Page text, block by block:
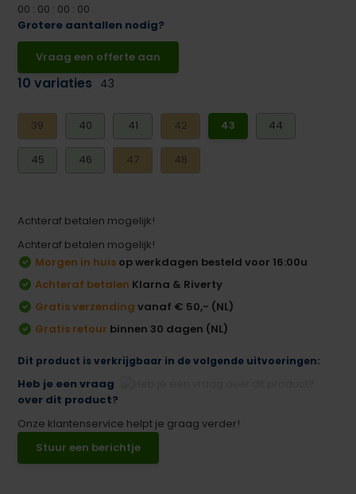
00 : 00 : 00 : 00
Grotere aantallen nodig?
Vraag een offerte aan
10 variaties 43
39 40 41 42 43 44
45 46 47 48
Achteraf betalen mogelijk!
Achteraf betalen mogelijk!
Morgen in huis op werkdagen besteld voor 16:00u
Achteraf betalen Klarna & Riverty
Gratis verzending vanaf € 50,- (NL)
Gratis retour binnen 30 dagen (NL)
Dit product is verkrijgbaar in de volgende uitvoeringen:
Heb je een vraag
over dit product?
Onze klantenservice helpt je graag verder!
Stuur een berichtje